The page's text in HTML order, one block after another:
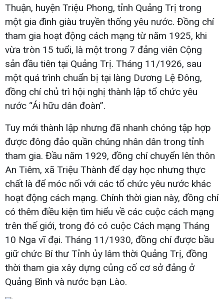
Thuận, huyện Triệu Phong, tỉnh Quảng Trị trong
một gia đình giàu truyền thống yêu nước. Đồng chí
tham gia hoạt động cách mạng từ năm 1925, khi
vừa tròn 15 tuổi, là một trong 7 đảng viên Cộng
sản đầu tiên tại Quảng Trị. Tháng 11/1926, sau
một quá trình chuẩn bị tại làng Dương Lệ Đông,
đồng chí chủ trì hội nghị thành lập tổ chức yêu
nước “Ái hữu dân đoàn”.
Tuy mới thành lập nhưng đã nhanh chóng tập hợp
được đông đảo quần chúng nhân dân trong tỉnh
tham gia. Đầu năm 1929, đồng chí chuyển lên thôn
An Tiêm, xã Triệu Thành để dạy học nhưng thực
chất là để móc nối với các tổ chức yêu nước khác
hoạt động cách mạng. Chính thời gian này, đồng chí
có thêm điều kiện tìm hiểu về các cuộc cách mạng
trên thế giới, trong đó có cuộc Cách mạng Tháng
10 Nga vĩ đại. Tháng 11/1930, đồng chí được bầu
giữ chức Bí thư Tỉnh ủy lâm thời Quảng Trị, đồng
thời tham gia xây dựng củng cố cơ sở đảng ở
Quảng Bình và nước bạn Lào.